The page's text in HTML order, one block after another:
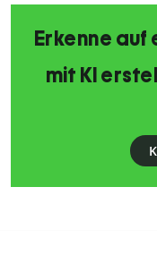
Erkenne auf
mit KI